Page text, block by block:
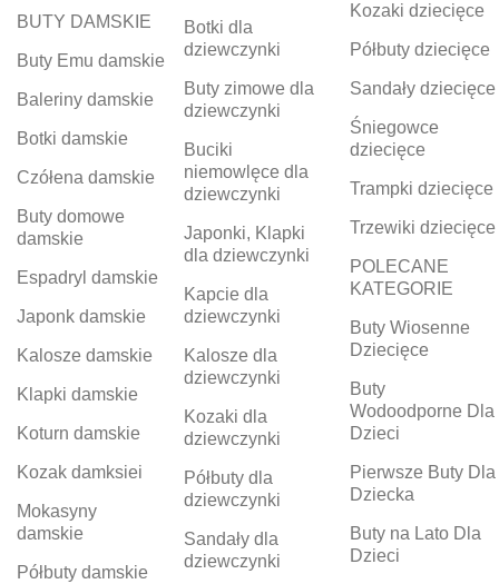
BUTY DAMSKIE
Buty Emu damskie
Baleriny damskie
Botki damskie
Czółena damskie
Buty domowe
damskie
Espadryl damskie
Japonk damskie
Kalosze damskie
Klapki damskie
Koturn damskie
Kozak damksiei
Mokasyny
damskie
Półbuty damskie
Botki dla
dziewczynki
Buty zimowe dla
dziewczynki
Buciki
niemowlęce dla
dziewczynki
Japonki, Klapki
dla dziewczynki
Kapcie dla
dziewczynki
Kalosze dla
dziewczynki
Kozaki dla
dziewczynki
Półbuty dla
dziewczynki
Sandały dla
dziewczynki
Kozaki dziecięce
Półbuty dziecięce
Sandały dziecięce
Śniegowce
dziecięce
Trampki dziecięce
Trzewiki dziecięce
POLECANE
KATEGORIE
Buty Wiosenne
Dziecięce
Buty
Wodoodporne Dla
Dzieci
Pierwsze Buty Dla
Dziecka
Buty na Lato Dla
Dzieci